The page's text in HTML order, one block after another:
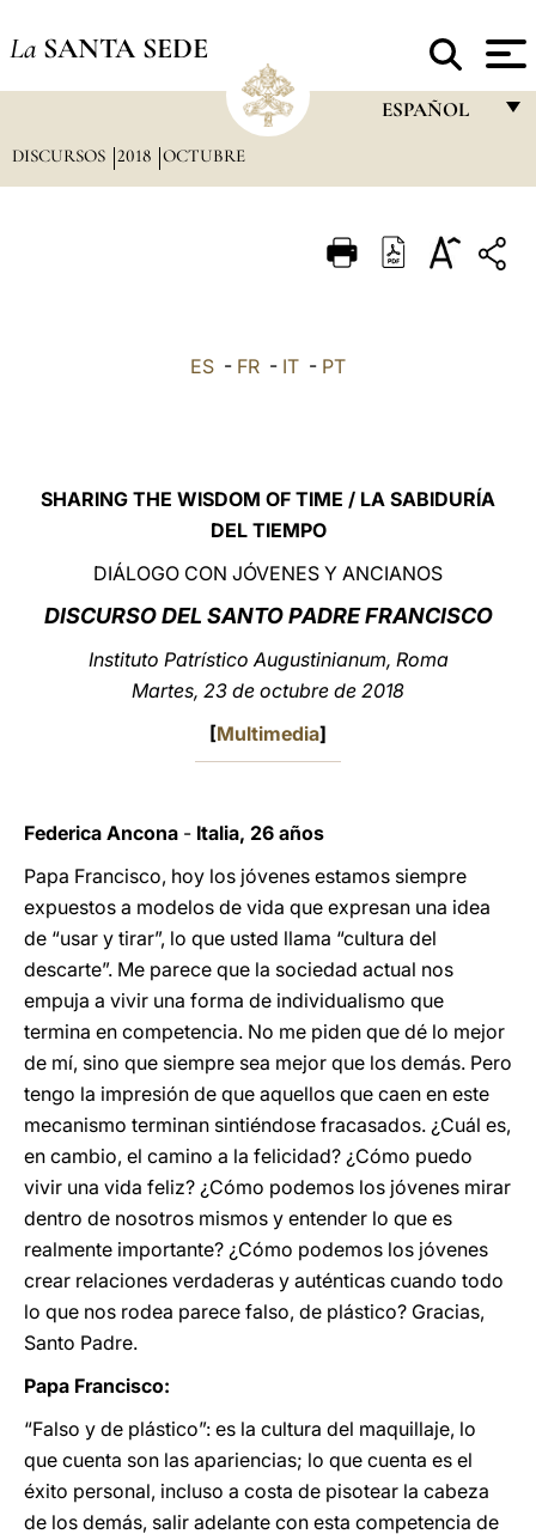
La SANTA SEDE
ESPAÑOL
ITALIANO
LATINE
DISCURSOS 2018 OCTUBRE
ES - FR - IT - PT
SHARING THE WISDOM OF TIME / LA SABIDURÍA
DEL TIEMPO
DIÁLOGO CON JÓVENES Y ANCIANOS
DISCURSO DEL SANTO PADRE FRANCISCO
Instituto Patrístico Augustinianum, Roma
Martes, 23 de octubre de 2018
[Multimedia]
Federica Ancona - Italia, 26 años
Papa Francisco, hoy los jóvenes estamos siempre
expuestos a modelos de vida que expresan una idea
de “usar y tirar”, lo que usted llama “cultura del
descarte”. Me parece que la sociedad actual nos
empuja a vivir una forma de individualismo que
termina en competencia. No me piden que dé lo mejor
de mí, sino que siempre sea mejor que los demás. Pero
tengo la impresión de que aquellos que caen en este
mecanismo terminan sintiéndose fracasados. ¿Cuál es,
en cambio, el camino a la felicidad? ¿Cómo puedo
vivir una vida feliz? ¿Cómo podemos los jóvenes mirar
dentro de nosotros mismos y entender lo que es
realmente importante? ¿Cómo podemos los jóvenes
crear relaciones verdaderas y auténticas cuando todo
lo que nos rodea parece falso, de plástico? Gracias,
Santo Padre.
Papa Francisco:
“Falso y de plástico”: es la cultura del maquillaje, lo
que cuenta son las apariencias; lo que cuenta es el
éxito personal, incluso a costa de pisotear la cabeza
de los demás, salir adelante con esta competencia de